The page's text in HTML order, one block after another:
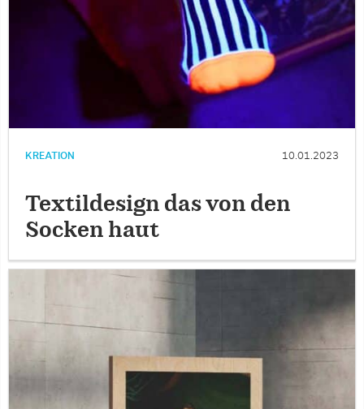
KREATION 10.01.2023
Textildesign das von den
Socken haut